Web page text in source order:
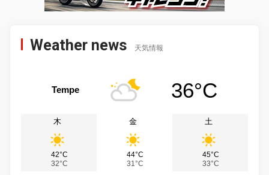
Weather news 天気情報
Tempe 36°C
木
42°C
32°C
金
44°C
31°C
土
45°C
33°C